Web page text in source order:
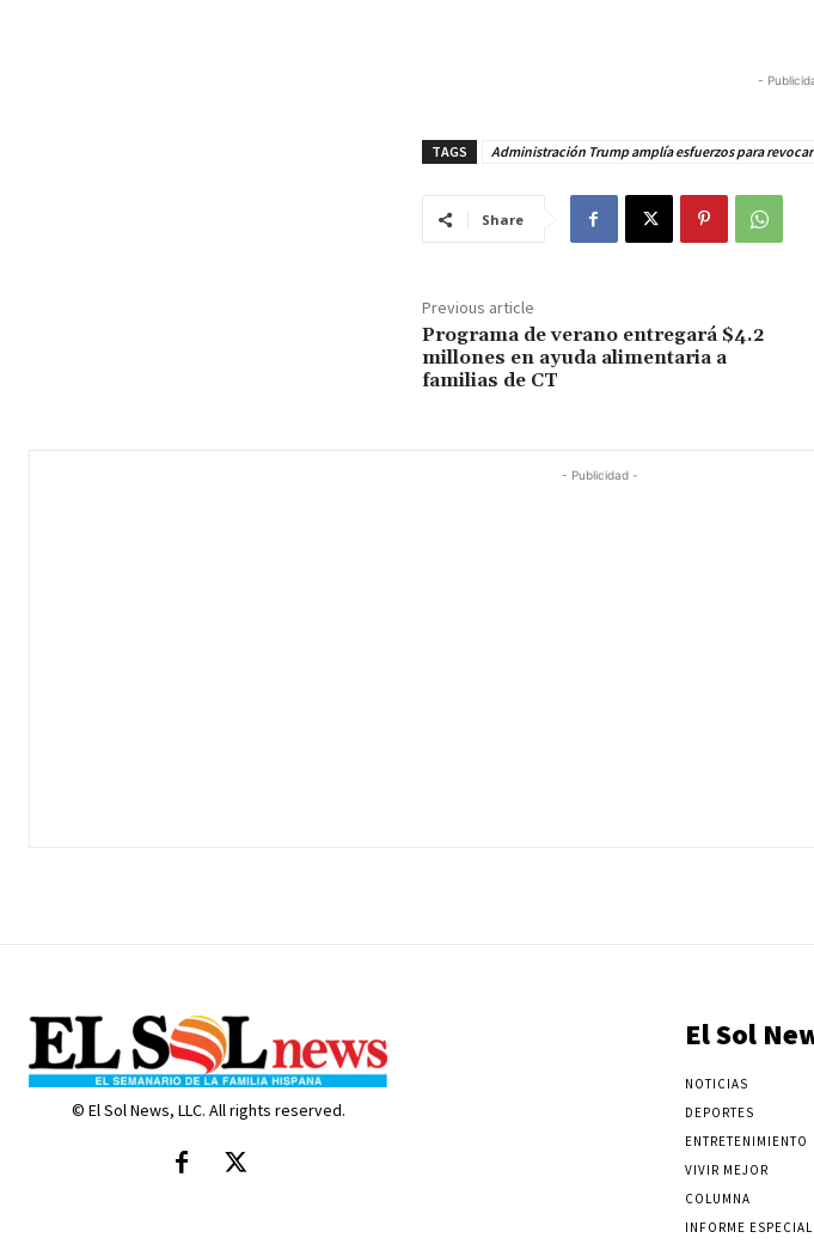
-
TAGS Administración Trump amplía esfuerzos para
Share
Previous article
Programa de verano entregará $4.2
millones en ayuda alimentaria a
familias de CT
- Publicidad -
© El Sol News, LLC. All rights reserved.
El Sol
NOTICIAS
DEPORTES
ENTRETENIMIENTO
VIVIR MEJOR
COLUMNA
INFORME ESPECIAL